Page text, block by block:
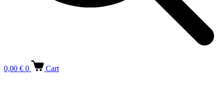
0,00 € 0 Cart